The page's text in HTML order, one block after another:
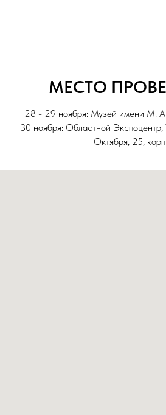
МЕСТО
28 - 29 ноября: Музей имени М.
30 ноября: Областной
Октября, 25,